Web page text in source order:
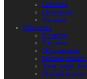
События
Спектакли
Фильмы
Общество
В городе
Здоровье
Образование
Письма наших
Твои люди,
Особый взгляд